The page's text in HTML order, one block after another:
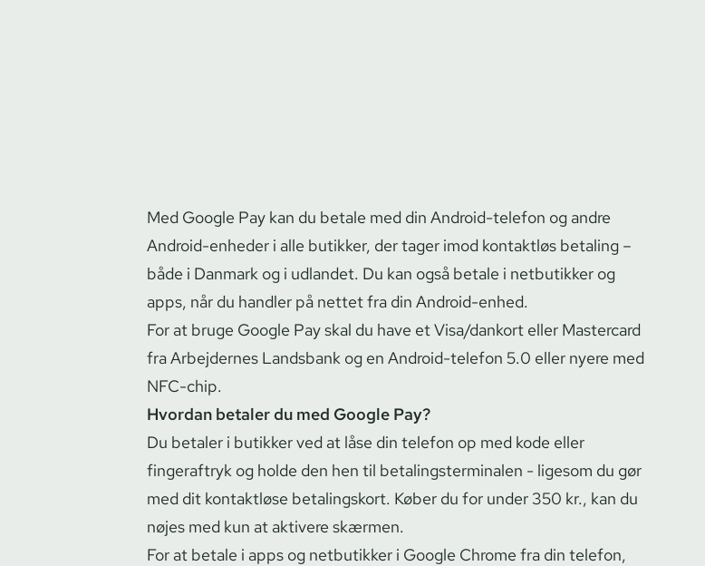
Med Google Pay kan du betale med din Android-telefon og andre
Android-enheder i alle butikker, der tager imod kontaktløs betaling –
både i Danmark og i udlandet. Du kan også betale i netbutikker og
apps, når du handler på nettet fra din Android-enhed.
For at bruge Google Pay skal du have et Visa/dankort eller Mastercard
fra Arbejdernes Landsbank og en Android-telefon 5.0 eller nyere med
NFC-chip.
Hvordan betaler du med Google Pay?
Du betaler i butikker ved at låse din telefon op med kode eller
fingeraftryk og holde den hen til be­ta­lings­ter­mi­na­len - ligesom du gør
med dit kontaktløse betalingskort. Køber du for under 350 kr., kan du
nøjes med kun at aktivere skærmen.
For at betale i apps og netbutikker i Google Chrome fra din telefon,